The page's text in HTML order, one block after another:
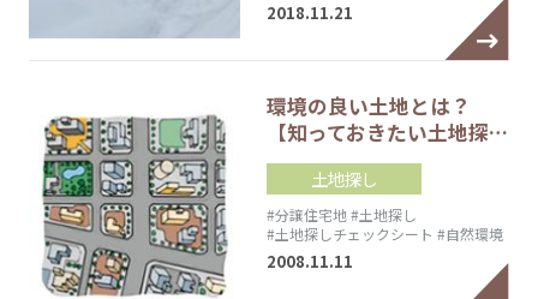
2018.11.21
環境の良い土地とは？
【知っておきたい土地探…
土地探し
#分譲住宅地#土地探し
#土地探しチェックシート #自然環境
2008.11.11